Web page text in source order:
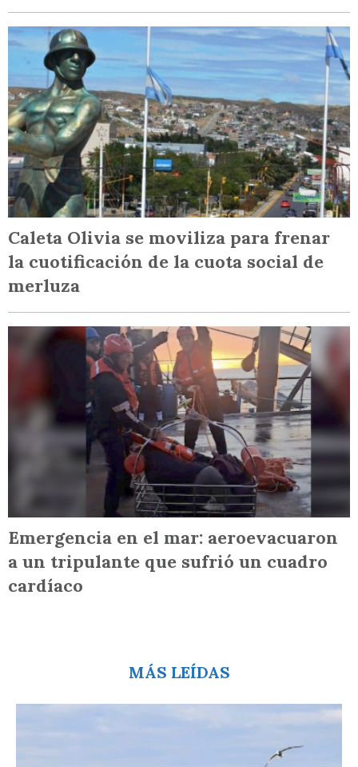
Caleta Olivia se moviliza para frenar
la cuotificación de la cuota social de
merluza
Emergencia en el mar: aeroevacuaron
a un tripulante que sufrió un cuadro
cardíaco
MÁS LEÍDAS